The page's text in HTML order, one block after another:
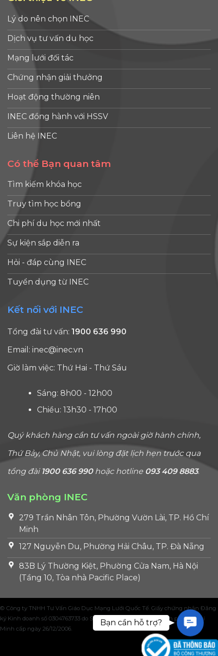
Lý do nên chọn INEC
Dịch vụ tư vấn du học
Mạng lưới đối tác
Chứng nhận giải thưởng
Hoạt động thường niên
INEC đồng hành với HSSV
Liên hệ INEC
Có thể Bạn quan tâm
Tìm kiếm khóa học
Truy tìm học bổng
Chi phí du học mới nhất
Sự kiện sắp diễn ra
Hỏi - đáp cùng INEC
Tuyển dụng từ INEC
Kết nối với INEC
Tổng đài tư vấn: 1900 636 990
Email: inec@inec.vn
Giờ làm việc: Thứ Hai - Thứ Sáu
Sáng: 8h00 - 12h00
Chiều: 13h30 - 17h00
Quý khách hàng cần tư vấn ngoài giờ hành chính,
Thứ Bảy, Chủ Nhật, vui lòng đặt lịch hẹn trước qua
tổng đài 1900 636 990hoặc hotline 093 409 8883.
Văn phòng INEC
279 Trần Nhân Tôn, Phường Vườn Lài, TP. Hồ Chí
Minh
127 Nguyễn Du, Phường Hải Châu, TP. Đà Nẵng
83B Lý Thường Kiệt, Phường Cửa Nam, Hà Nội
(Tầng 10, Tòa nhà Pacific Place)
© Công ty TNHH Tư Vấn Giáo Dục Mạng Lưới Quốc Tế. Giấy chứng nhận Đăng
ký Kinh doanh số 0304763733 do Sở Kế hoạch và Đầu tư Thành phố Hồ Chí
Minh cấp ngày 26/12/2006.
Bạn cần hỗ trợ?